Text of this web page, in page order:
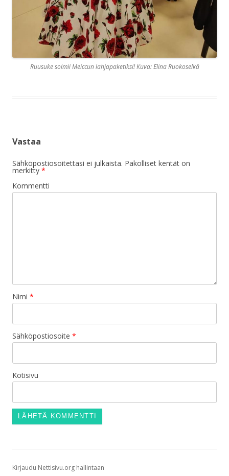
Ruusuke solmii Meiccun lahjapaketiksi! Kuva: Elina Ruokoselkä
Vastaa
Sähköpostiosoitettasi ei julkaista. Pakolliset kentät on
merkitty *
Kommentti
Nimi *
Sähköpostiosoite *
Kotisivu
Kirjaudu Nettisivu.org hallintaan